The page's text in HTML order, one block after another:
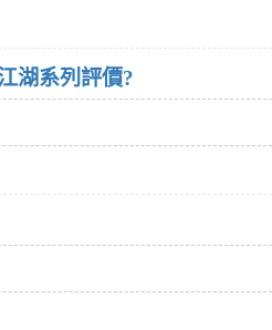
湖系列評價?